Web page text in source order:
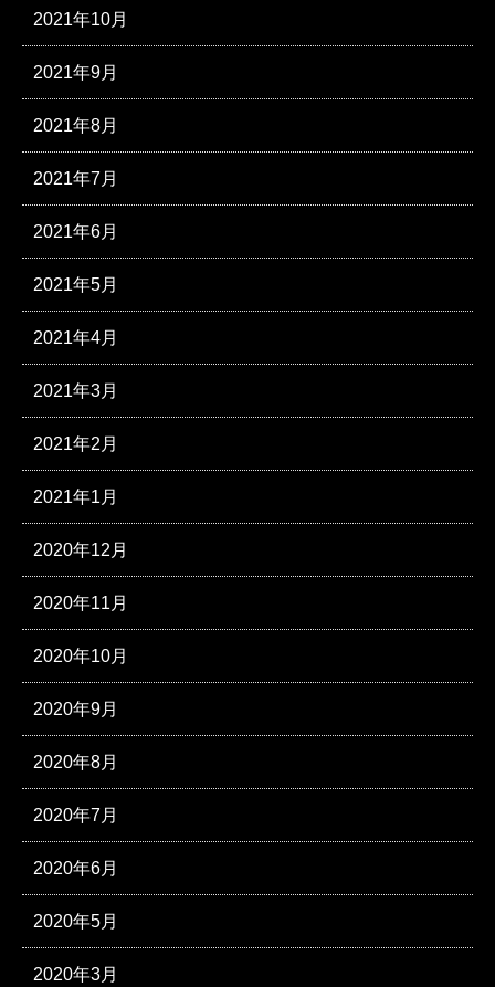
2021年10月
2021年9月
2021年8月
2021年7月
2021年6月
2021年5月
2021年4月
2021年3月
2021年2月
2021年1月
2020年12月
2020年11月
2020年10月
2020年9月
2020年8月
2020年7月
2020年6月
2020年5月
2020年3月